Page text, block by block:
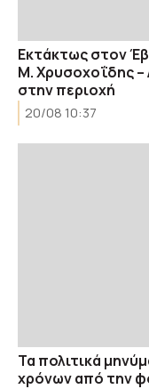
Εκτάκτως στον
Μ. Χρυσοχοΐδης –
στην περιοχή
20/08 10:37
Τα πολιτικά
χρόνων από την